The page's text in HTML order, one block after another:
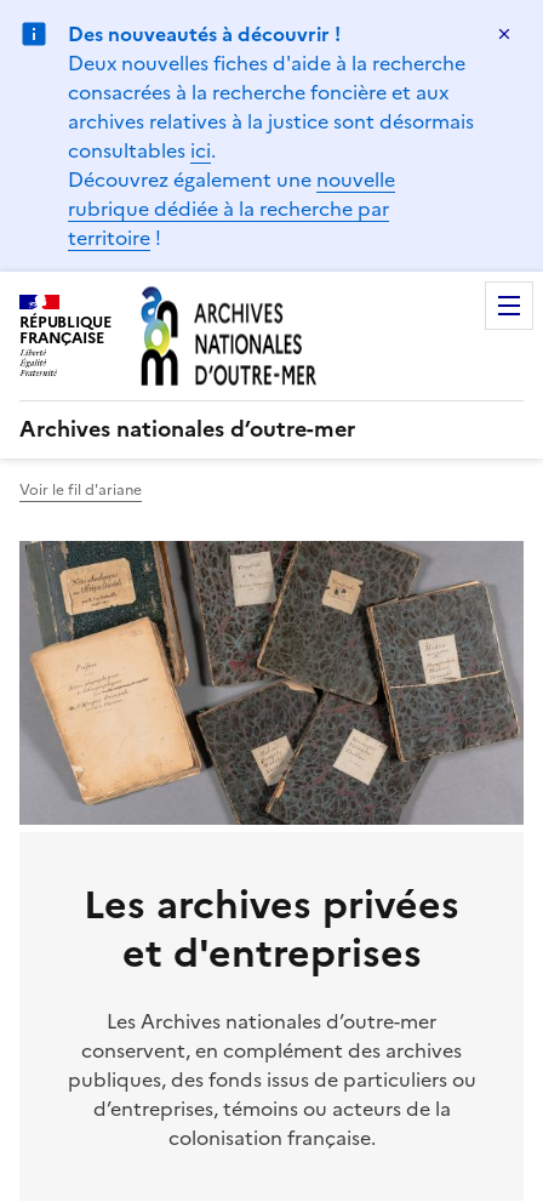
Des nouveautés à découvrir !
Deux nouvelles fiches d'aide à la recherche
consacrées à la recherche foncière et aux
archives relatives à la justice sont désormais
consultables ici.
Découvrez également une nouvelle
rubrique dédiée à la recherche par
territoire !
RÉPUBLIQUE
FRANÇAISE
Archives nationales d’outre-mer
Voir le fil d'ariane
Les archives privées
et d'entreprises
Les Archives nationales d’outre-mer
conservent, en complément des archives
publiques, des fonds issus de particuliers ou
d’entreprises, témoins ou acteurs de la
colonisation française.
Gestion de vos préférences sur les témoins de connexion